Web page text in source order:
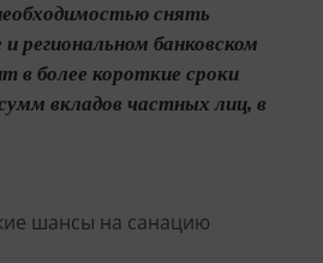
снять
региональном банковском
в более короткие сроки
вкладов частных лиц, в